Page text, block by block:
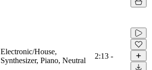
Electronic/House,
Synthesizer, Piano, Neutral
2:13 -